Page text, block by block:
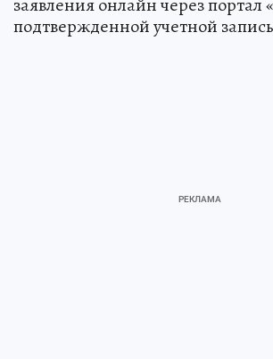
заявления онлайн через портал
подтвержденной учетной